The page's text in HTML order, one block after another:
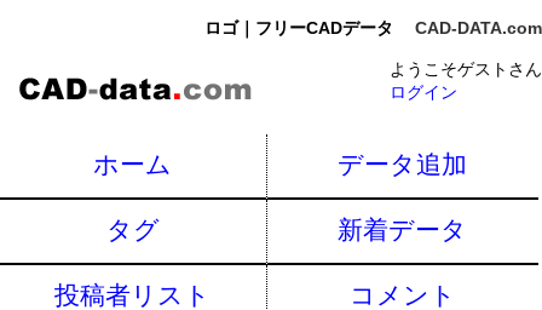
ロゴ｜フリーCADデータ CAD-DATA.com
ようこそゲストさん
ログイン
ホーム データ追加
タグ 新着データ
投稿者リスト コメント